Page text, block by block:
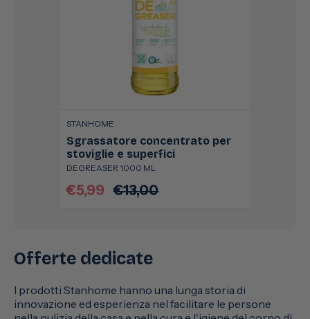
STANHOME
Sgrassatore concentrato per
stoviglie e superfici
DEGREASER 1000 ML
Prezzo
€5,99
Prezzo
€13,00
Offerte dedicate
I prodotti Stanhome hanno una lunga storia di
innovazione ed esperienza nel facilitare le persone